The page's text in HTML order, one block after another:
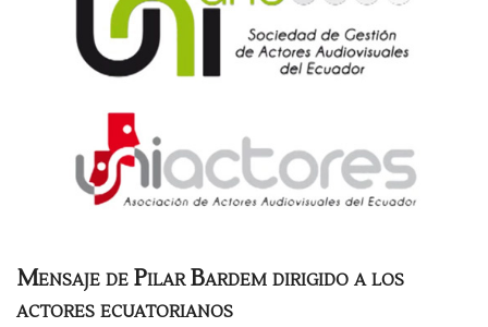
Mensaje de Pilar Bardem dirigido a los
actores ecuatorianos